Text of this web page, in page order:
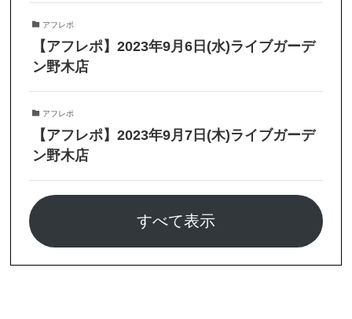
アフレポ
【アフレポ】2023年9月6日(水)ライブガーデ
ン野木店
アフレポ
【アフレポ】2023年9月7日(木)ライブガーデ
ン野木店
すべて表示